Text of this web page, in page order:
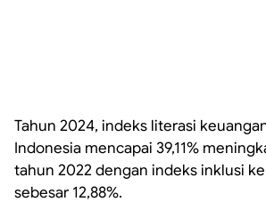
Tahun 2024, indeks literasi
Indonesia mencapai 39,11%
tahun 2022 dengan indeks inklusi
sebesar 12,88%.